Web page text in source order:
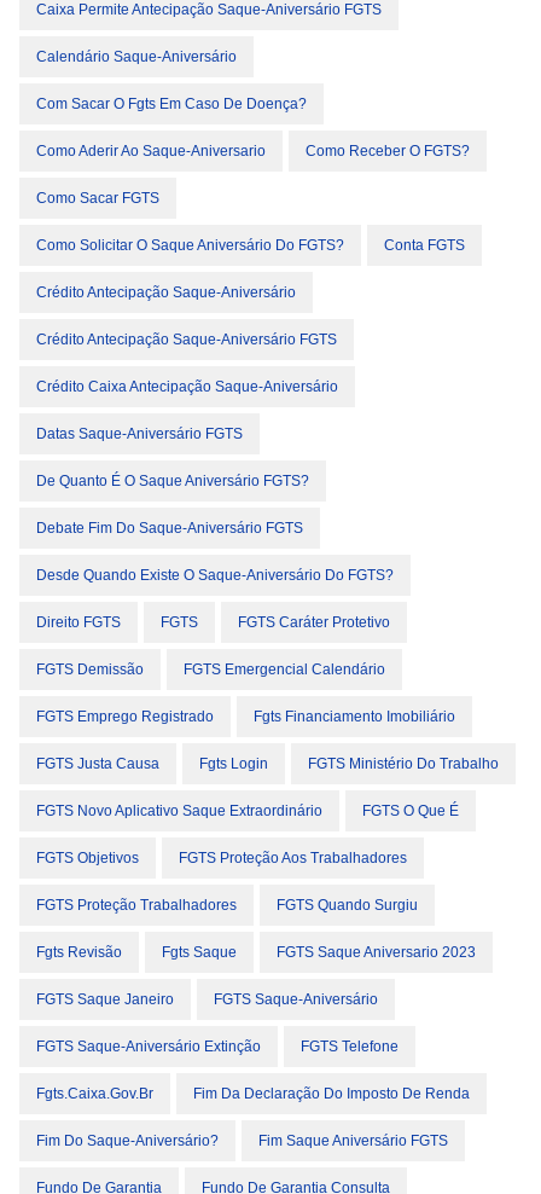
Caixa Permite Antecipação Saque-Aniversário FGTS
Calendário Saque-Aniversário
Com Sacar O Fgts Em Caso De Doença?
Como Aderir Ao Saque-Aniversario Como Receber O FGTS?
Como Sacar FGTS
Como Solicitar O Saque Aniversário Do FGTS? Conta FGTS
Crédito Antecipação Saque-Aniversário
Crédito Antecipação Saque-Aniversário FGTS
Crédito Caixa Antecipação Saque-Aniversário
Datas Saque-Aniversário FGTS
De Quanto É O Saque Aniversário FGTS?
Debate Fim Do Saque-Aniversário FGTS
Desde Quando Existe O Saque-Aniversário Do FGTS?
Direito FGTS FGTS FGTS Caráter Protetivo
FGTS Demissão FGTS Emergencial Calendário
FGTS Emprego Registrado Fgts Financiamento Imobiliário
FGTS Justa Causa Fgts Login FGTS Ministério Do Trabalho
FGTS Novo Aplicativo Saque Extraordinário FGTS O Que É
FGTS Objetivos FGTS Proteção Aos Trabalhadores
FGTS Proteção Trabalhadores FGTS Quando Surgiu
Fgts Revisão Fgts Saque FGTS Saque Aniversario 2023
FGTS Saque Janeiro FGTS Saque-Aniversário
FGTS Saque-Aniversário Extinção FGTS Telefone
Fgts.caixa.gov.br Fim Da Declaração Do Imposto De Renda
Fim Do Saque-Aniversário? Fim Saque Aniversário FGTS
Fundo De Garantia Fundo De Garantia Consulta